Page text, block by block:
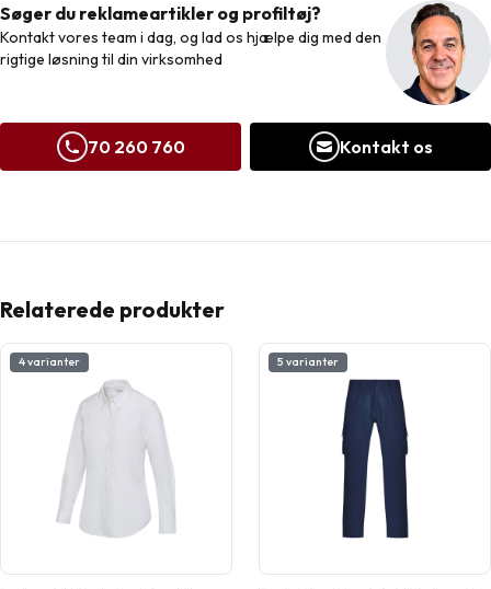
Søger du reklameartikler og profiltøj?
Kontakt vores team i dag, og lad os hjælpe dig med den
rigtige løsning til din virksomhed
70 260 760 Kontakt os
Relaterede produkter
4 varianter 5 varianter